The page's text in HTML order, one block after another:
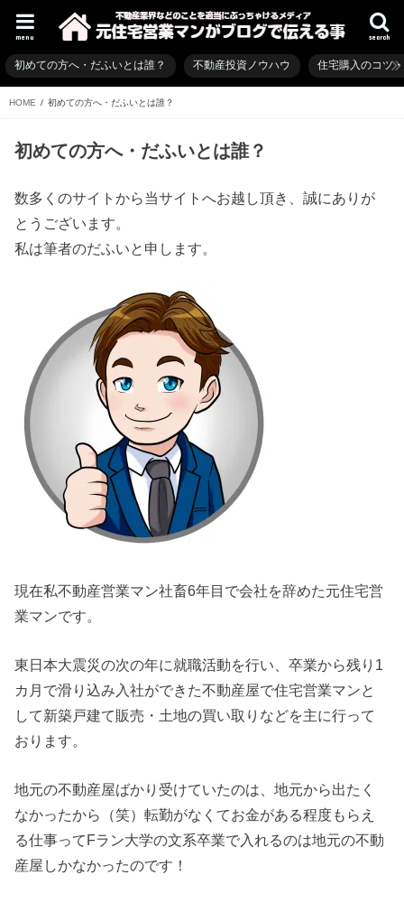
search
menu
初めての方へ・だふいとは誰？ 不動産投資ノウハウ 住宅購入のコツ
HOME 初めての方へ・だふいとは誰？
初めての方へ・だふいとは誰？
数多くのサイトから当サイトへお越し頂き、誠にありが
とうございます。
私は筆者のだふいと申します。
現在私不動産営業マン社畜6年目で会社を辞めた元住宅営
業マンです。
東日本大震災の次の年に就職活動を行い、卒業から残り1
カ月で滑り込み入社ができた不動産屋で住宅営業マンと
して新築戸建て販売・土地の買い取りなどを主に行って
おります。
地元の不動産屋ばかり受けていたのは、地元から出たく
なかったから（笑）転勤がなくてお金がある程度もらえ
る仕事ってFラン大学の文系卒業で入れるのは地元の不動
産屋しかなかったのです！